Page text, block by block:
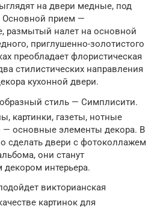
на двери медные, под
Основной прием —
размытый налет на основной
приглушенно-золотистого
преобладает флористическая
стилистических направления
кухонной двери.
стиль — Симплисити.
картинки, газеты, нотные
— основные элементы декора. В
сделать двери с фотоколлажем
они станут
интерьера.
викторианская
картинок для